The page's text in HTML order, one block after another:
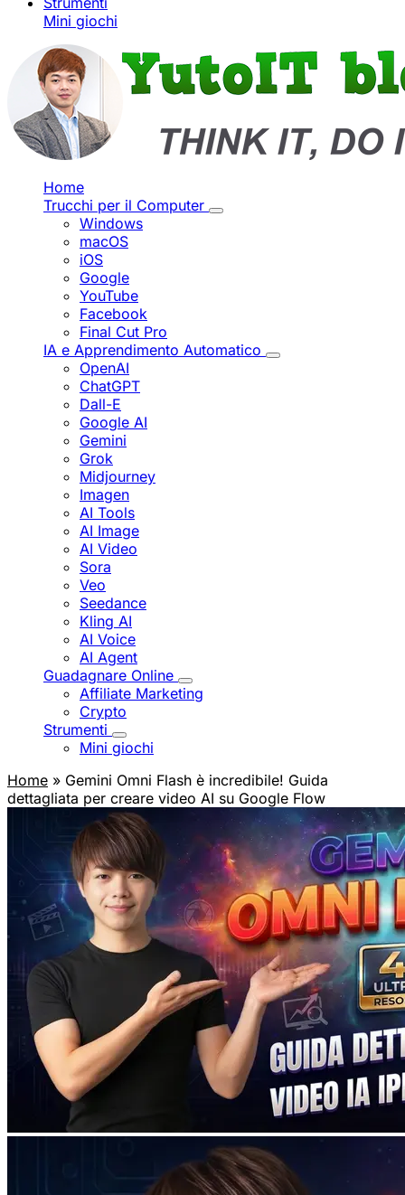
Mini giochi
Home
Trucchi per il Computer
Windows
macOS
iOS
Google
YouTube
Facebook
Final Cut Pro
IA e Apprendimento Automatico
OpenAI
ChatGPT
Dall-E
Google AI
Gemini
Grok
Midjourney
Imagen
AI Tools
AI Image
AI Video
Sora
Veo
Seedance
Kling AI
AI Voice
AI Agent
Guadagnare Online
Affiliate Marketing
Crypto
Strumenti
Mini giochi
Home » Gemini Omni Flash è incredibile! Guida
dettagliata per creare video AI su Google Flow